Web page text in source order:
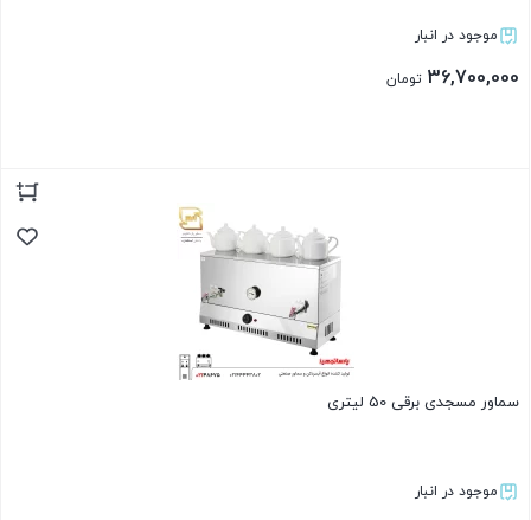
موجود در انبار
36,700,000 تومان
سماور مسجدی برقی 50 لیتری
موجود در انبار